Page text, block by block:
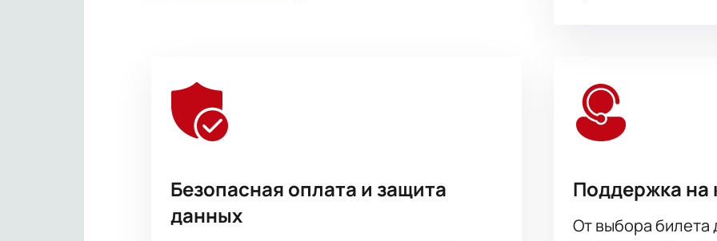
Безопасная оплата и защита
данных
Поддержка на
От выбора билета